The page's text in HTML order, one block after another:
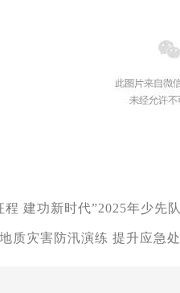
程 建功新时代”2025年少先
质灾害防汛演练 提升应急